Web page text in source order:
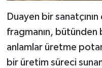
Duayen bir
fragmanın, bütünden
anlamlar üretme
bir üretim süreci